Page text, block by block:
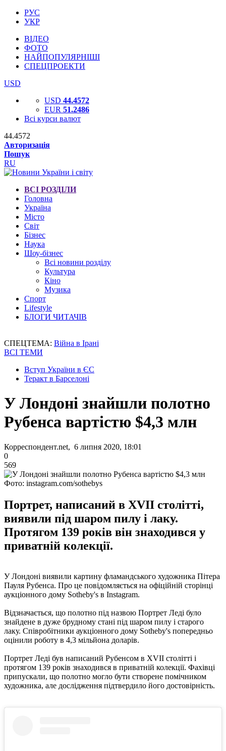
РУС
УКР
ВІДЕО
ФОТО
НАЙПОПУЛЯРНІШІ
СПЕЦПРОЕКТИ
USD
USD 44.4572
EUR 51.2486
Всі курси валют
44.4572
Авторизація
Пошук
RU
ВСІ РОЗДІЛИ
Головна
Україна
Місто
Світ
Бізнес
Наука
Шоу-бізнес
Всі новини розділу
Культура
Кіно
Музика
Спорт
Lifestyle
БЛОГИ ЧИТАЧІВ
СПЕЦТЕМА: Війна в Ірані
ВСІ ТЕМИ
Вступ України в ЄС
Теракт в Барселоні
У Лондоні знайшли полотно
Рубенса вартістю $4,3 млн
Корреспондент.net, 6 липня 2020, 18:01
0
569
Фото: instagram.com/sothebys
Портрет, написаний в XVII столітті,
виявили під шаром пилу і лаку.
Протягом 139 років він знаходився у
приватній колекції.
У Лондоні виявили картину фламандського художника Пітера
Пауля Рубенса. Про це повідомляється на офіційній сторінці
аукціонного дому Sotheby's в Instagram.
Відзначається, що полотно під назвою Портрет Леді було
знайдене в дуже брудному стані під шаром пилу і старого
лаку. Співробітники аукціонного дому Sotheby's попередньо
оцінили роботу в 4,3 мільйона доларів.
Портрет Леді був написаний Рубенсом в XVII столітті і
протягом 139 років знаходився в приватній колекції. Фахівці
припускали, що полотно могло бути створене помічником
художника, але дослідження підтвердило його достовірність.